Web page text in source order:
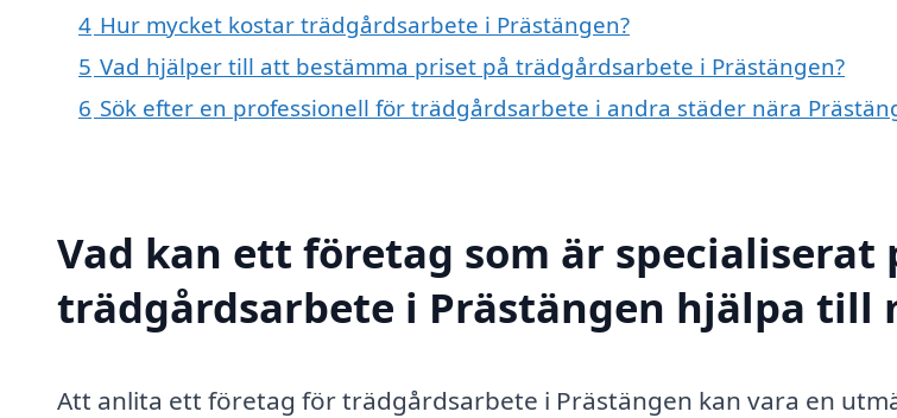
4 Hur mycket kostar trädgårdsarbete i Prästängen?
5 Vad hjälper till att bestämma priset på trädgårdsarbete i Prästängen?
6 Sök efter en professionell för trädgårdsarbete i andra städer nära
Vad kan ett företag som är specialiserat
trädgårdsarbete i Prästängen hjälpa till
Att anlita ett företag för trädgårdsarbete i Prästängen kan vara en